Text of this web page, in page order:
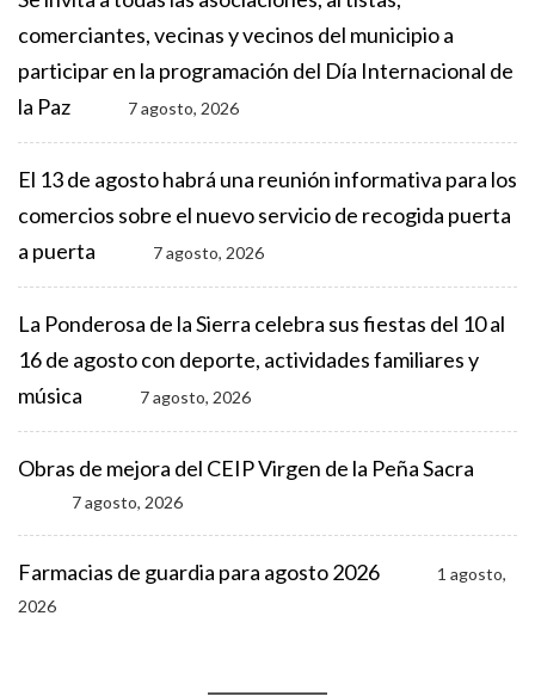
comerciantes, vecinas y vecinos del municipio a
participar en la programación del Día Internacional de
la Paz
7 agosto, 2026
El 13 de agosto habrá una reunión informativa para los
comercios sobre el nuevo servicio de recogida puerta
a puerta
7 agosto, 2026
La Ponderosa de la Sierra celebra sus fiestas del 10 al
16 de agosto con deporte, actividades familiares y
música
7 agosto, 2026
Obras de mejora del CEIP Virgen de la Peña Sacra
7 agosto, 2026
Farmacias de guardia para agosto 2026
1 agosto,
2026